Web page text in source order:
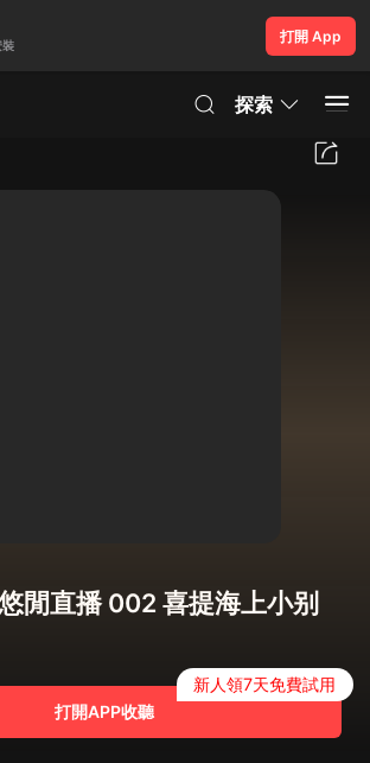
打開 App
探索
閒直播 002 喜提海上小别
打開APP收聽
新人領7天免費試用